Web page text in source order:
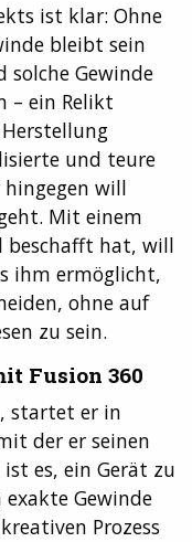
ist klar: Ohne
bleibt sein
Gewinde
– ein Relikt
und teure
hingegen will
Mit einem
beschafft hat, will
ihm ermöglicht,
ohne auf
zu sein.
Fusion 360
startet er in
der er seinen
es, ein Gerät zu
Gewinde
Prozess